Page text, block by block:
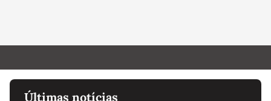
Últimas notícias